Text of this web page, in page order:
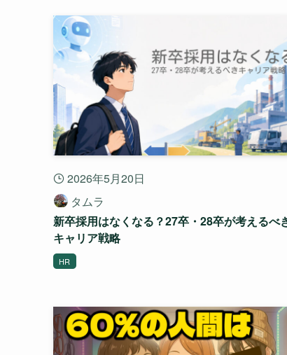
2026年5月20日
タムラ
新卒採用はなくなる？27卒・28卒が考えるべ
キャリア戦略
HR